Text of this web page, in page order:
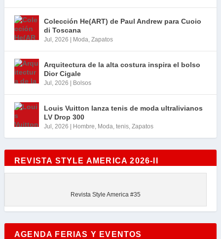
Colección He(ART) de Paul Andrew para Cuoio
di Toscana
Jul, 2026 Moda, Zapatos
Arquitectura de la alta costura inspira el bolso
Dior Cigale
Jul, 2026 Bolsos
Louis Vuitton lanza tenis de moda ultralivianos
LV Drop 300
Jul, 2026 Hombre, Moda, tenis, Zapatos
REVISTA STYLE AMERICA 2026-II
Revista Style America #35
AGENDA FERIAS Y EVENTOS